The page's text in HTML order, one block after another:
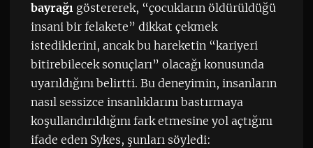
bayrağıgöstererek, “çocukların öldürüldüğü
insani bir felakete” dikkat çekmek
istediklerini, ancak bu hareketin “kariyeri
bitirebilecek sonuçları” olacağı konusunda
uyarıldığını belirtti. Bu deneyimin, insanların
nasıl sessizce insanlıklarını bastırmaya
koşullandırıldığını fark etmesine yol açtığını
ifade eden Sykes, şunları söyledi: